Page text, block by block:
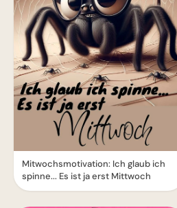
Mitwochsmotivation: Ich glaub ich
spinne... Es ist ja erst Mittwoch